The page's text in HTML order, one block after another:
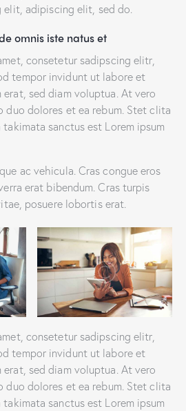
adipiscing elit, sed do.
omnis iste natus et
consetetur sadipscing elitr,
tempor invidunt ut labore et
sed diam voluptua. At vero
duo dolores et ea rebum. Stet clita
sanctus est Lorem ipsum
ac vehicula. Cras congue eros
erat bibendum. Cras turpis
posuere lobortis erat.
consetetur sadipscing elitr,
tempor invidunt ut labore et
sed diam voluptua. At vero
duo dolores et ea rebum. Stet clita
sanctus est Lorem ipsum